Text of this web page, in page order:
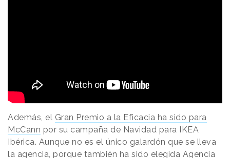
Además, el Gran Premio a la Eficacia ha sido para
McCann por su campaña de Navidad para IKEA
Ibérica. Aunque no es el único galardón que se lleva
la agencia, porque también ha sido elegida Agencia